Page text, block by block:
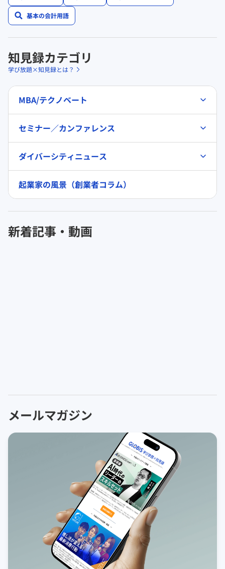
基本の会計用語
知見録カテゴリ
学び放題×知見録とは？
MBA/テクノベート
セミナー／カンファレンス
ダイバーシティニュース
起業家の風景（創業者コラム）
新着記事・動画
メールマガジン